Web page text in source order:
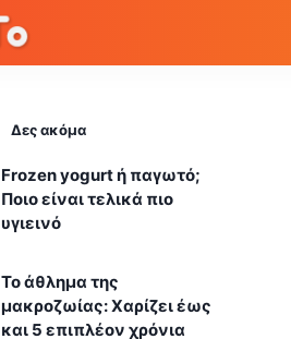
Δες ακόμα
Frozen yogurt ή παγωτό;
Ποιο είναι τελικά πιο
υγιεινό
Το άθλημα της
μακροζωίας: Χαρίζει έως
και 5 επιπλέον χρόνια